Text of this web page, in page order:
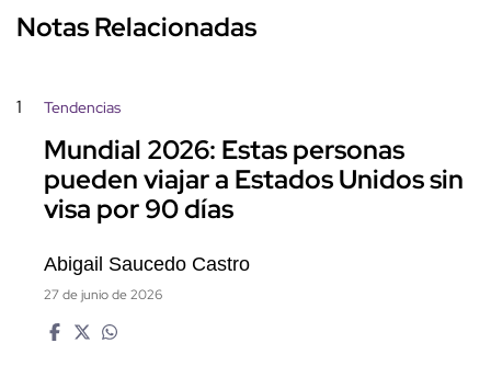
Notas Relacionadas
1 Tendencias
Mundial 2026: Estas personas
pueden viajar a Estados Unidos sin
visa por 90 días
Abigail Saucedo Castro
27 de junio de 2026